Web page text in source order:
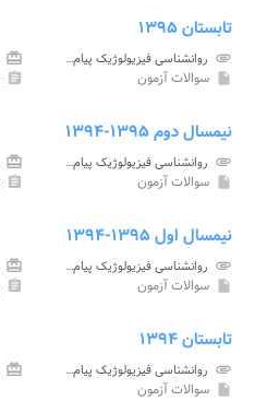
تابستان ۱۳۹۵
attachment روانشناسی فیزیولوژیک پیام نور card_giftcard
insert_drive_file سوالات آزمون assignment
نیمسال دوم ۱۳۹۵-۱۳۹۴
attachment روانشناسی فیزیولوژیک پیام نور card_giftcard
insert_drive_file سوالات آزمون assignment
نیمسال اول ۱۳۹۵-۱۳۹۴
attachment روانشناسی فیزیولوژیک پیام نور card_giftcard
insert_drive_file سوالات آزمون assignment
تابستان ۱۳۹۴
attachment روانشناسی فیزیولوژیک پیام نور card_giftcard
insert_drive_file سوالات آزمون